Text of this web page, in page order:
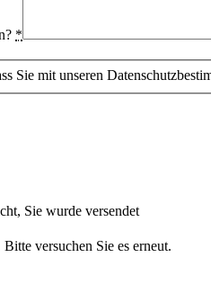
*
Sie mit unseren
Sie wurde versendet
versuchen Sie es erneut.